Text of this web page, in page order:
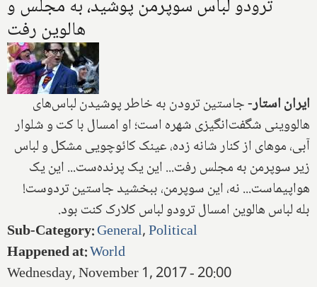
ترودو لباس سوپرمن پوشید، به مجلس و
هالوین رفت
ایران استار-جاستین ترودن به خاطر پوشیدن لباس‌های
هالووینی شگفت‌انگیزی شهره است؛ او امسال با کت و شلوار
آبی، موهای از کنار شانه زده، عینک کائوچویی مشکل و لباس
زیر سوپرمن به مجلس رفت... این یک پرنده‌ست... این یک
هواپیماست... نه، این سوپرمن، ببخشید جاستین تردوست!
بله لباس هالوین امسال ترودو لباس کلارک کنت بود.
Sub-Category:General,Political
Happened at:World
Wednesday, November 1, 2017 - 20:00